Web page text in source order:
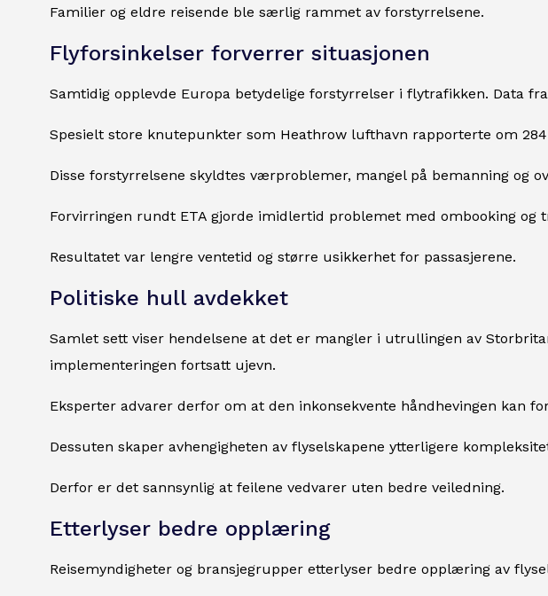
Familier og eldre reisende ble særlig rammet av forstyrrelsene.
Flyforsinkelser forverrer situasjonen
Samtidig opplevde Europa betydelige forstyrrelser i flytrafikken. Data
Spesielt store knutepunkter som Heathrow lufthavn rapporterte om
Disse forstyrrelsene skyldtes værproblemer, mangel på bemanning og
Forvirringen rundt ETA gjorde imidlertid problemet med ombooking og
Resultatet var lengre ventetid og større usikkerhet for passasjerene.
Politiske hull avdekket
Samlet sett viser hendelsene at det er mangler i utrullingen av
implementeringen fortsatt ujevn.
Eksperter advarer derfor om at den inkonsekvente håndhevingen kan
Dessuten skaper avhengigheten av flyselskapene ytterligere
Derfor er det sannsynlig at feilene vedvarer uten bedre veiledning.
Etterlyser bedre opplæring
Reisemyndigheter og bransjegrupper etterlyser bedre opplæring av